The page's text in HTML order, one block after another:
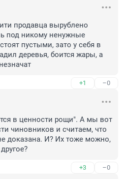
продавца вырублено
под никому ненужные
пустыми, зато у себя в
деревья, боится жары, а
+1 –0
в ценности рощи". А мы вот
чиновников и считаем, что
доказана. И? Их тоже можно,
+3 –0